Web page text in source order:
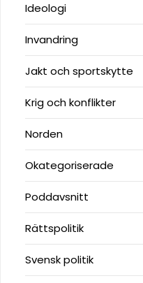
Ideologi
Invandring
Jakt och sportskytte
Krig och konflikter
Norden
Okategoriserade
Poddavsnitt
Rättspolitik
Svensk politik